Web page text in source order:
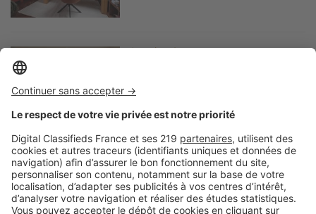
Image
vous réveillez fatigué ? Vos
fenêtres de toit peuvent en
être la cause
Image Art de vivre
Comment bien choisir son
linge de lit ? Le guide
complet pour allier confort,